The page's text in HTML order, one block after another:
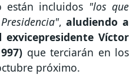
están incluidos "los que
,aludiendo a
exvicepresidente Víctor
que terciarán en los
próximo.